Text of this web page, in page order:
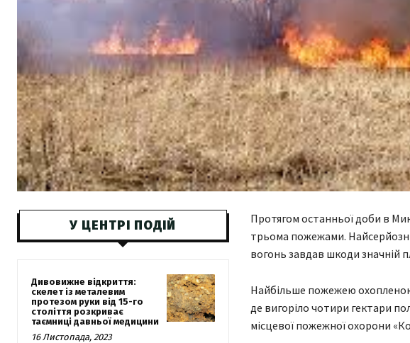
У ЦЕНТРІ ПОДІЙ
Дивовижне відкриття:
скелет із металевим
протезом руки від 15-го
століття розкриває
таємниці давньої медицини
16 Листопада, 2023
Протягом останньої доби в
трьома пожежами.
вогонь завдав шкоди значній
Найбільше пожежею
де вигоріло чотири гектари
місцевої пожежної охорони